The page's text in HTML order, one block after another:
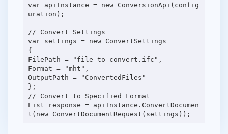
var apiInstance = new ConversionApi(config
uration);
// Convert Settings
var settings = new ConvertSettings
{
FilePath = "file-to-convert.ifc",
Format = "mht",
OutputPath = "ConvertedFiles"
};
// Convert to Specified Format
List response = apiInstance.ConvertDocumen